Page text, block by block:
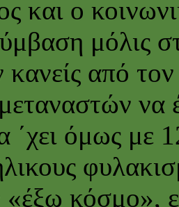
και ο
μόλις
κανείς από
να
΄χει όμως με
κόσμο»,